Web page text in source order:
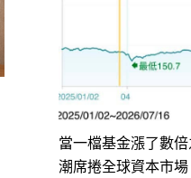
當一檔基金漲了數
潮席捲全球資本市